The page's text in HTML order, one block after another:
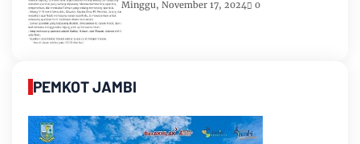
Romi-Sudirman
Minggu, November 17, 2024 0
PEMKOT JAMBI